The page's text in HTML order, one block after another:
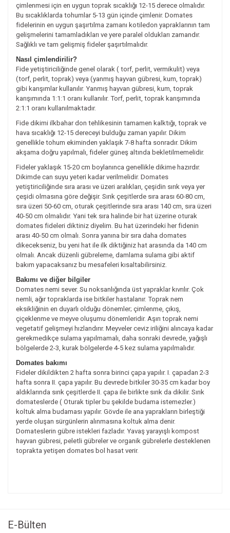
çimlenmesi için en uygun toprak sıcaklığı 12-15 derece olmalıdır.
Bu sıcaklıklarda tohumlar 5-13 gün içinde çimlenir. Domates
fidelerinin en uygun şaşırtılma zamanı kotiledon yapraklarının tam
gelişmelerini tamamladıkları ve yere paralel oldukları zamandır.
Sağlıklı ve tam gelişmiş fideler şaşırtılmalıdır.
Nasıl çimlendirilir?
Fide yetiştiriciliğinde genel olarak ( torf, perlit, vermikulit) veya
(torf, perlit, toprak) veya (yanmış hayvan gübresi, kum, toprak)
gibi karışımlar kullanılır. Yanmış hayvan gübresi, kum, toprak
karışımında 1:1:1 oranı kullanılır. Torf, perlit, toprak karışımında
2:1:1 oranı kullanılmaktadır.
Fide dikimi ilkbahar don tehlikesinin tamamen kalktığı, toprak ve
hava sıcaklığı 12-15 dereceyi bulduğu zaman yapılır. Dikim
genellikle tohum ekiminden yaklaşık 7-8 hafta sonradır. Dikim
akşama doğru yapılmalı, fideler güneş altında bekletilmemelidir.
Fideler yaklaşık 15-20 cm boylanınca genellikle dikime hazırdır.
Dikimde can suyu yeteri kadar verilmelidir. Domates
yetiştiriciliğinde sıra arası ve üzeri aralıkları, çeşidin sırık veya yer
çeşidi olmasına göre değişir. Sırık çeşitlerde sıra arası 60-80 cm,
sıra üzeri 50-60 cm, oturak çeşitlerinde sıra arası 140 cm, sıra üzeri
40-50 cm olmalıdır. Yani tek sıra halinde bir hat üzerine oturak
domates fideleri diktiniz diyelim. Bu hat üzerindeki her fidenin
arası 40-50 cm olmalı. Sonra yanına bir sıra daha domates
dikecekseniz, bu yeni hat ile ilk diktiğiniz hat arasında da 140 cm
olmalı. Ancak düzenli gübreleme, damlama sulama gibi aktif
bakım yapacaksanız bu mesafeleri kısaltabilirsiniz.
Bakımı ve diğer bilgiler
Domates nemi sever. Su noksanlığında üst yapraklar kıvrılır. Çok
nemli, ağır topraklarda ise bitkiler hastalanır. Toprak nem
eksikliğinin en duyarlı olduğu dönemler; çimlenme, çıkış,
çiçeklenme ve meyve oluşumu dönemleridir. Aşırı toprak nemi
vegetatif gelişmeyi hızlandırır. Meyveler ceviz iriliğini alıncaya kadar
gerekmedikçe sulama yapılmamalı, daha sonraki devrede, yağışlı
bölgelerde 2-3, kurak bölgelerde 4-5 kez sulama yapılmalıdır.
Domates bakımı
Fideler dikildikten 2 hafta sonra birinci çapa yapılır. I. çapadan 2-3
hafta sonra II. çapa yapılır. Bu devrede bitkiler 30-35 cm kadar boy
aldıklarında sırık çeşitlerde II. çapa ile birlikte sırık da dikilir. Sırık
domateslerde ( Oturak tipler bu şekilde budama istemezler.)
koltuk alma budaması yapılır. Gövde ile ana yaprakların birleştiği
yerde oluşan sürgünlerin alınmasına koltuk alma denir.
Domateslerin gübre istekleri fazladır. Yavaş yarayışlı kompost
hayvan gübresi, peletli gübreler ve organik gübrelerle desteklenen
toprakta yetişen domates bol hasat verir.
E-Bülten